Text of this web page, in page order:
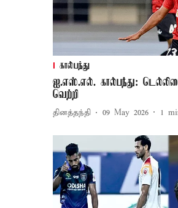
கால்பந்து
ஐ.எஸ்.எல். கால்பந்து:
வெற்றி
தினத்தந்தி 09 May 2026 1